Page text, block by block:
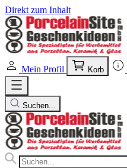
Direkt zum Inhalt
Mein Profil Korb
Suchen...